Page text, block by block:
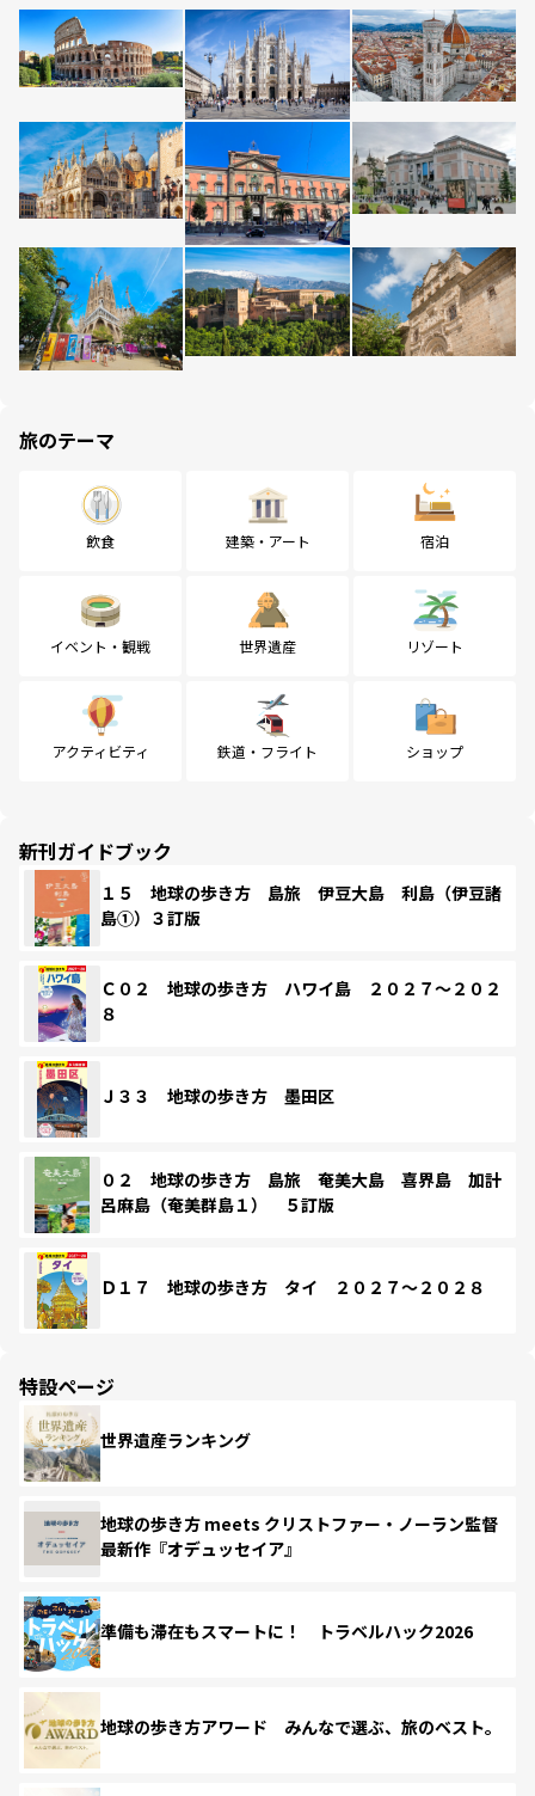
旅のテーマ
飲食 建築・アート 宿泊
イベント・観戦 世界遺産 リゾート
アクティビティ 鉄道・フライト ショップ
新刊ガイドブック
１５ 地球の歩き方 島旅 伊豆大島 利島（伊豆諸
島①）３訂版
Ｃ０２ 地球の歩き方 ハワイ島 ２０２７～２０２
８
Ｊ３３ 地球の歩き方 墨田区
０２ 地球の歩き方 島旅 奄美大島 喜界島 加計
呂麻島（奄美群島１） ５訂版
Ｄ１７ 地球の歩き方 タイ ２０２７～２０２８
特設ページ
世界遺産ランキング
地球の歩き方 meets クリストファー・ノーラン監督
最新作『オデュッセイア』
準備も滞在もスマートに！ トラベルハック2026
地球の歩き方アワード みんなで選ぶ、旅のベスト。